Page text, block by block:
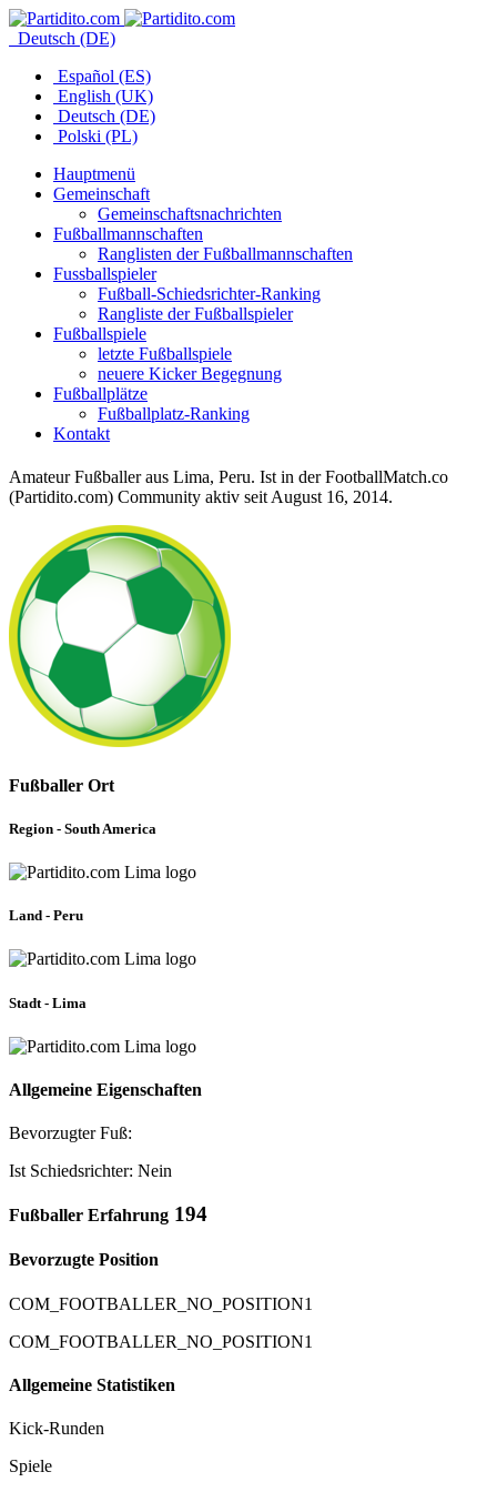
Deutsch (DE)
Español (ES)
English (UK)
Deutsch (DE)
Polski (PL)
Hauptmenü
Gemeinschaft
Gemeinschaftsnachrichten
Fußballmannschaften
Ranglisten der Fußballmannschaften
Fussballspieler
Fußball-Schiedsrichter-Ranking
Rangliste der Fußballspieler
Fußballspiele
letzte Fußballspiele
neuere Kicker Begegnung
Fußballplätze
Fußballplatz-Ranking
Kontakt
Amateur Fußballer aus Lima, Peru. Ist in der FootballMatch.co
(Partidito.com) Community aktiv seit August 16, 2014.
Fußballer Ort
Region - South America
Land - Peru
Stadt - Lima
Allgemeine Eigenschaften
Bevorzugter Fuß:
Ist Schiedsrichter: Nein
Fußballer Erfahrung 194
Bevorzugte Position
COM_FOOTBALLER_NO_POSITION1
COM_FOOTBALLER_NO_POSITION1
Allgemeine Statistiken
Kick-Runden
Spiele